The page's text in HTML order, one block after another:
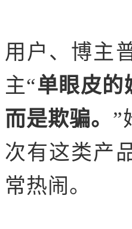
用户、博主
主“单眼皮的
而是欺骗。 ”
次有这类产
常热闹。